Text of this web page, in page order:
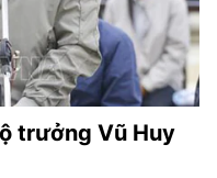
trưởng Vũ Huy